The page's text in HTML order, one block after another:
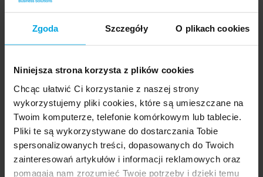
Zgoda Szczegóły O plikach cookies
Niniejsza strona korzysta z plików cookies
Chcąc ułatwić Ci korzystanie z naszej strony
wykorzystujemy pliki cookies, które są umieszczane na
Twoim komputerze, telefonie komórkowym lub tablecie.
Pliki te są wykorzystywane do dostarczania Tobie
spersonalizowanych treści, dopasowanych do Twoich
zainteresowań artykułów i informacji reklamowych oraz
pomagają nam zrozumieć Twoje potrzeby i dzięki temu
Jak tworzyć rozwiązania ERP
UX i UI w naszych systemach ERP
30 listopada 2023 14 min. czytania
Czym jest User Experience i dlaczego jest to tak istotne
w kontekście rozwiązań ERP? Jak rozwijamy UX
i co wyróżnia interfejs użytkownika (UI) naszych aplikacji
ERP? Jak uwzględniamy perspektywę użytkowników